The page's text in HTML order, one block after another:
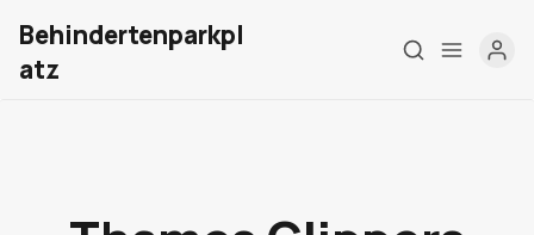
Behindertenparkpl
atz